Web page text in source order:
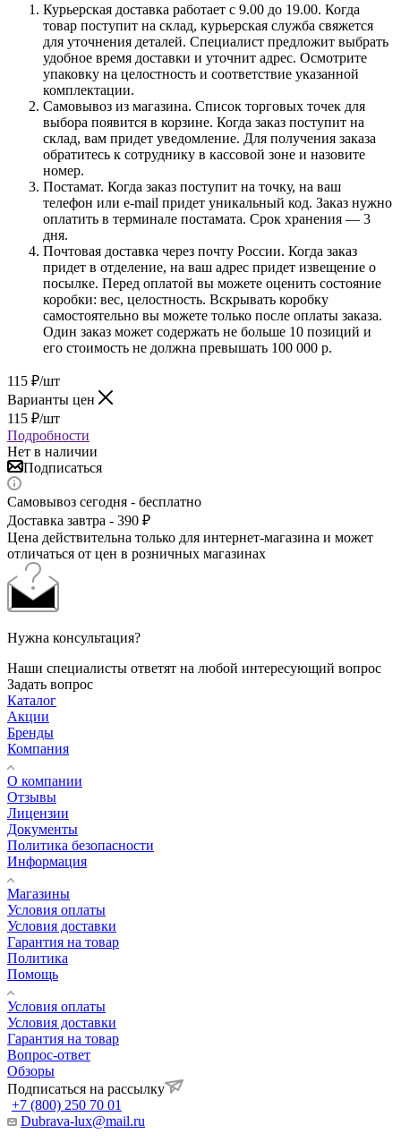
Курьерская доставка работает с 9.00 до 19.00. Когда
товар поступит на склад, курьерская служба свяжется
для уточнения деталей. Специалист предложит выбрать
удобное время доставки и уточнит адрес. Осмотрите
упаковку на целостность и соответствие указанной
комплектации.
Самовывоз из магазина. Список торговых точек для
выбора появится в корзине. Когда заказ поступит на
склад, вам придет уведомление. Для получения заказа
обратитесь к сотруднику в кассовой зоне и назовите
номер.
Постамат. Когда заказ поступит на точку, на ваш
телефон или e-mail придет уникальный код. Заказ нужно
оплатить в терминале постамата. Срок хранения — 3
дня.
Почтовая доставка через почту России. Когда заказ
придет в отделение, на ваш адрес придет извещение о
посылке. Перед оплатой вы можете оценить состояние
коробки: вес, целостность. Вскрывать коробку
самостоятельно вы можете только после оплаты заказа.
Один заказ может содержать не больше 10 позиций и
его стоимость не должна превышать 100 000 р.
115 ₽/шт
Варианты цен
115 ₽/шт
Подробности
Нет в наличии
Подписаться
Самовывоз сегодня - бесплатно
Доставка завтра - 390 ₽
Цена действительна только для интернет-магазина и может
отличаться от цен в розничных магазинах
Нужна консультация?
Наши специалисты ответят на любой интересующий вопрос
Задать вопрос
Каталог
Акции
Бренды
Компания
О компании
Отзывы
Лицензии
Документы
Политика безопасности
Информация
Магазины
Условия оплаты
Условия доставки
Гарантия на товар
Политика
Помощь
Условия оплаты
Условия доставки
Гарантия на товар
Вопрос-ответ
Обзоры
Подписаться на рассылку
+7 (800) 250 70 01
Dubrava-lux@mail.ru